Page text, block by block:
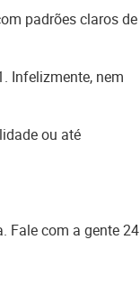
padrões claros de
Infelizmente, nem
ou até
Fale com a gente 24